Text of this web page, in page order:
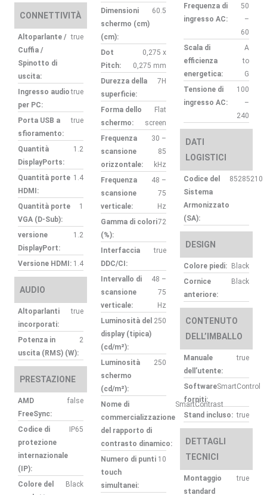
CONNETTIVITÀ
Altoparlante /
Cuffia /
Spinotto di
uscita:
true
Ingresso audio
per PC:
true
Porta USB a
sfioramento:
true
Quantità
DisplayPorts:
1.2
Quantità porte
HDMI:
1.4
Quantità porte
VGA (D-Sub):
1
versione
DisplayPort:
1.2
Versione HDMI: 1.4
AUDIO
Altoparlanti
incorporati:
true
Potenza in
uscita (RMS) (W):
2
PRESTAZIONE
AMD
FreeSync:
false
Codice di
protezione
internazionale
(IP):
IP65
Colore del
Black
Dimensioni
schermo (cm)
(cm):
60.5
Dot
Pitch:
0,275 x
0,275 mm
Durezza della
superficie:
7H
Forma dello
schermo:
Flat
screen
Frequenza
scansione
orizzontale:
30 –
85
kHz
Frequenza
scansione
verticale:
48 –
75
Hz
Gamma di colori
(%):
72
Interfaccia
DDC/CI:
true
Intervallo di
scansione
verticale:
48 –
75
Hz
Luminosità del
display (tipica)
(cd/m²):
250
Luminosità
schermo
(cd/m²):
250
Nome di
commercializzazione
del rapporto di
contrasto dinamico:
SmartContrast
Numero di punti
touch
simultanei:
10
Frequenza di
ingresso AC:
50
–
60
Scala di
efficienza
energetica:
A
to
G
Tensione di
ingresso AC:
100
–
240
DATI
LOGISTICI
Codice del
Sistema
Armonizzato
(SA):
85285210
DESIGN
Colore piedi:
Black
Cornice
anteriore:
Black
CONTENUTO
DELL’IMBALLO
Manuale
dell’utente:
true
Software
forniti:
SmartControl
Stand incluso: true
DETTAGLI
TECNICI
Montaggio
standard
true